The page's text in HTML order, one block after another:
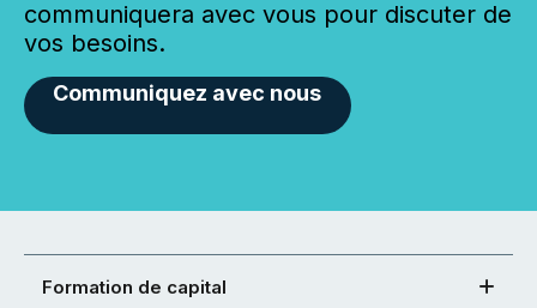
communiquera avec vous pour discuter de
vos besoins.
Communiquez avec nous
Formation de capital